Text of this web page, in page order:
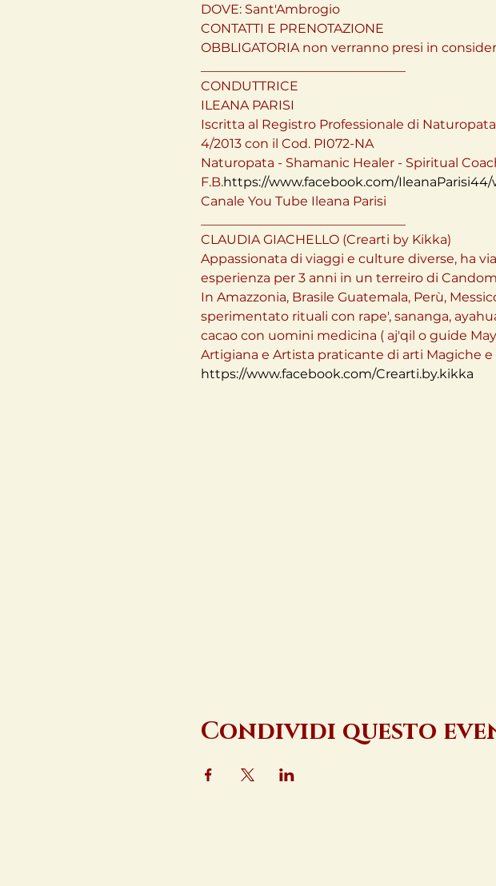
DOVE: Sant'Ambrogio
CONTATTI E PRENOTAZIONE
OBBLIGATORIA non verranno presi in
CONDUTTRICE
ILEANA PARISI
Iscritta al Registro Professionale di
4/2013 con il Cod. PI072-NA
Naturopata - Shamanic Healer - Spiritual
F.B.https://www.facebook.com/IleanaParisi44/
Canale You Tube Ileana Parisi
CLAUDIA GIACHELLO (Crearti by Kikka)
Appassionata di viaggi e culture diverse, ha
esperienza per 3 anni in un terreiro di
In Amazzonia, Brasile Guatemala, Perù,
sperimentato rituali con rape', sananga,
cacao con uomini medicina ( aj'qil o guide
https://www.facebook.com/Crearti.by.kikka
Condividi questo